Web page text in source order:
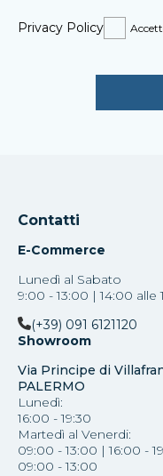
Privacy Policy
Contatti
E-Commerce
Lunedì al Sabato
9:00 - 13:00 | 14:00 alle
(+39) 091 6121120
Showroom
Via Principe di
PALERMO
Lunedì:
16:00 - 19:30
Martedì al Venerdi:
09:00 - 13:00 | 16:00 -
09:00 - 13:00